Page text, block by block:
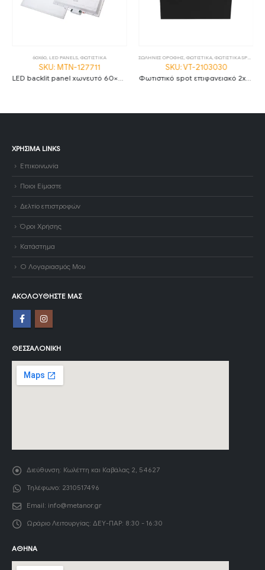
60X60, LED PANELS, ΦΩΤΙΣΤΙΚΑ
SKU: MTN-127711
ΣΩΛΗΝΕΣ ΟΡΟΦΗΣ ΦΩΤΙΣΤΙΚΑ, ΦΩΤΙΣΤΙΚΑ SPOT
SKU: VT-2103030
Φωτιστικό spot επιφανειακό 2xGU10 τετράγωνο με μαύρο σώμα
ΧΡΉΣΙΜΑ LINKS
Επικοινωνία
Ποιοι Είμαστε
Δελτίο επιστροφών
Όροι Χρήσης
Κατάστημα
Ο Λογαριασμός Μου
ΑΚΟΛΟΥΘΉΣΤΕ ΜΑΣ
ΘΕΣΣΑΛΟΝΊΚΗ
Διεύθυνση: Κωλέττη και Καβάλας 2, 54627
Τηλέφωνο: 2310517496
Email: info@metanor.gr
Ωράριο Λειτουργίας: ΔΕΥ-ΠΑΡ: 8:30 - 16:30
ΑΘΉΝΑ